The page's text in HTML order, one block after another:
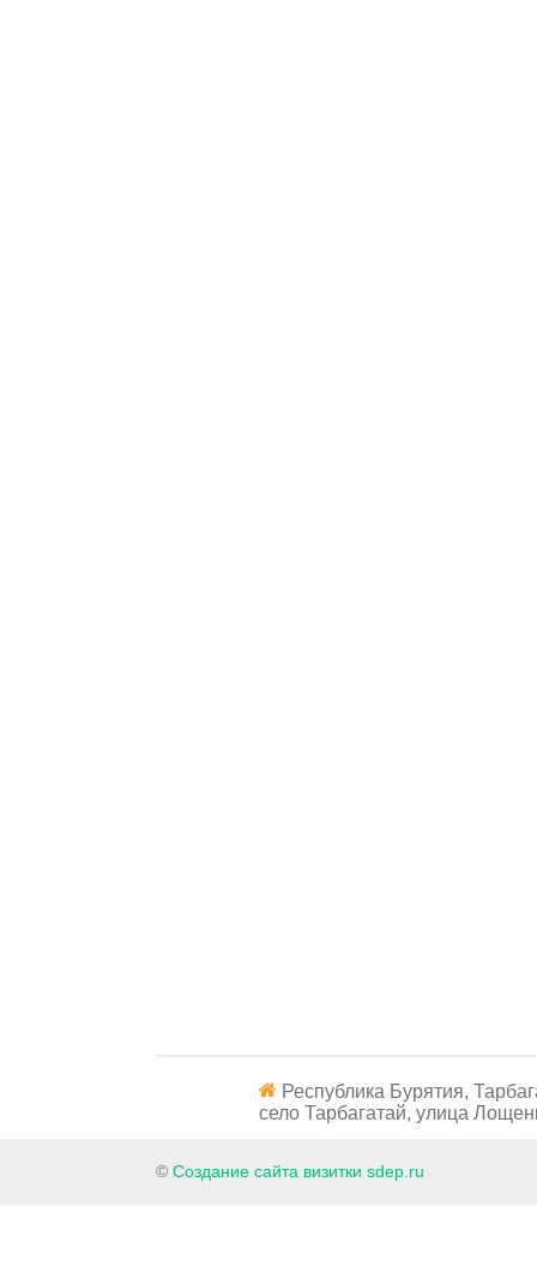
Республика Бурятия,
село Тарбагатай, улица
© Создание сайта визитки sdep.ru